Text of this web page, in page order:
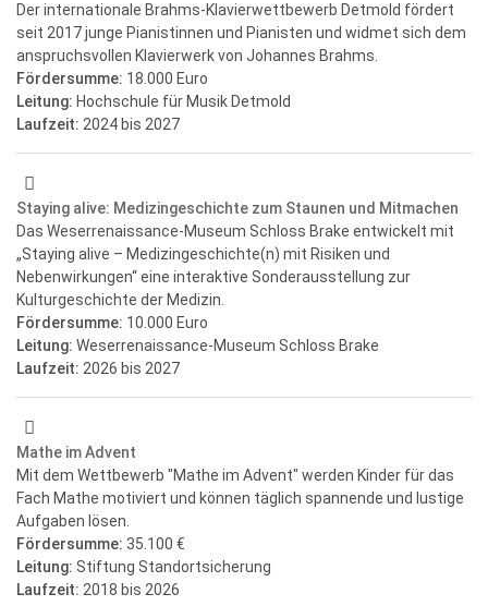
Der internationale Brahms-Klavierwettbewerb Detmold fördert
seit 2017 junge Pianistinnen und Pianisten und widmet sich dem
anspruchsvollen Klavierwerk von Johannes Brahms.
Fördersumme: 18.000 Euro
Leitung: Hochschule für Musik Detmold
Laufzeit: 2024 bis 2027
Staying alive: Medizingeschichte zum Staunen und Mitmachen
Das Weserrenaissance-Museum Schloss Brake entwickelt mit
„Staying alive – Medizingeschichte(n) mit Risiken und
Nebenwirkungen“ eine interaktive Sonderausstellung zur
Kulturgeschichte der Medizin.
Fördersumme: 10.000 Euro
Leitung: Weserrenaissance-Museum Schloss Brake
Laufzeit: 2026 bis 2027
Mathe im Advent
Mit dem Wettbewerb "Mathe im Advent" werden Kinder für das
Fach Mathe motiviert und können täglich spannende und lustige
Aufgaben lösen.
Fördersumme: 35.100 €
Leitung: Stiftung Standortsicherung
Laufzeit: 2018 bis 2026